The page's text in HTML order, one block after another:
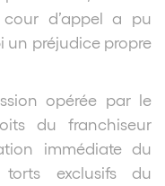
d’appel a pu
un préjudice propre
opérée par le
du franchiseur
immédiate du
exclusifs du